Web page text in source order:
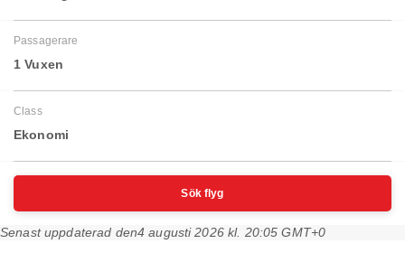
Passagerare
1 Vuxen
Class
Ekonomi
Sök flyg
Senast uppdaterad den4 augusti 2026 kl. 20:05 GMT+0